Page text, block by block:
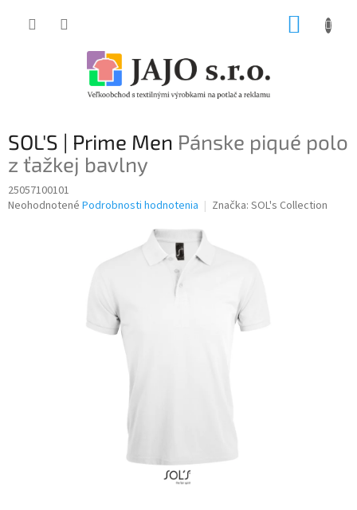
SOL'S | Prime Men Pánske piqué polo
z ťažkej bavlny
25057100101
Priemerné
Neohodnotené Podrobnosti hodnotenia Značka: SOL's Collection